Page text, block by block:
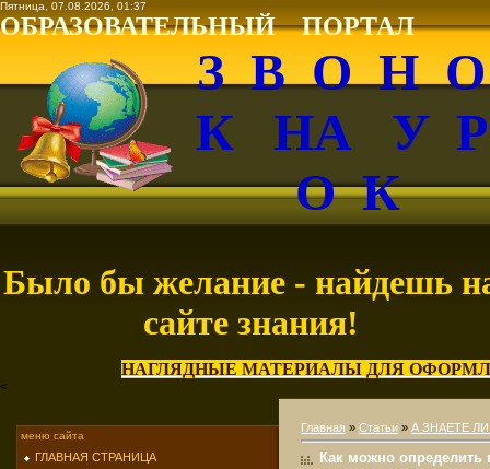
Пятница, 07.08.2026, 01:37
ОБРАЗОВАТЕЛЬНЫЙ ПОРТАЛ
З В О Н
К НА У
О К
Было бы желание - найдешь
сайте знания!
НАГЛЯДНЫЕ МАТЕРИАЛЫ ДЛЯ
<
меню сайта
ГЛАВНАЯ СТРАНИЦА
Главная » Статьи » А ЗНАЕТЕ
Как можно определить